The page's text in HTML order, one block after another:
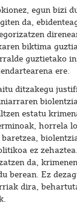
egun bizi
da,
biktima
guztietako
ere.
ditzakegu
estatu
horrela
ez
da,
berean. Ez
dira,